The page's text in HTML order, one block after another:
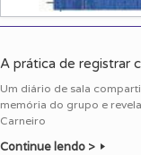
A prática de registrar
Um diário de sala
memória do grupo e
Carneiro
Continue lendo >